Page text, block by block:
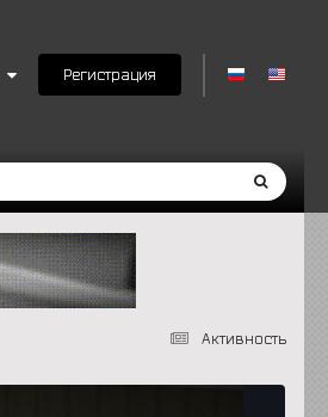
Регистрация
Активность